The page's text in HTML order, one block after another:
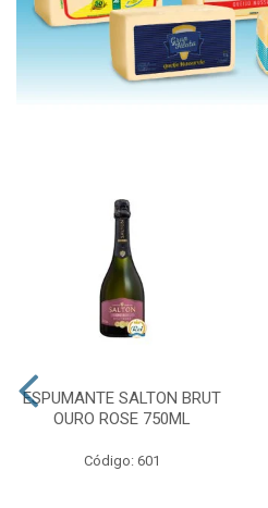
ESPUMANTE SALTON BRUT
OURO ROSE 750ML
Código: 601